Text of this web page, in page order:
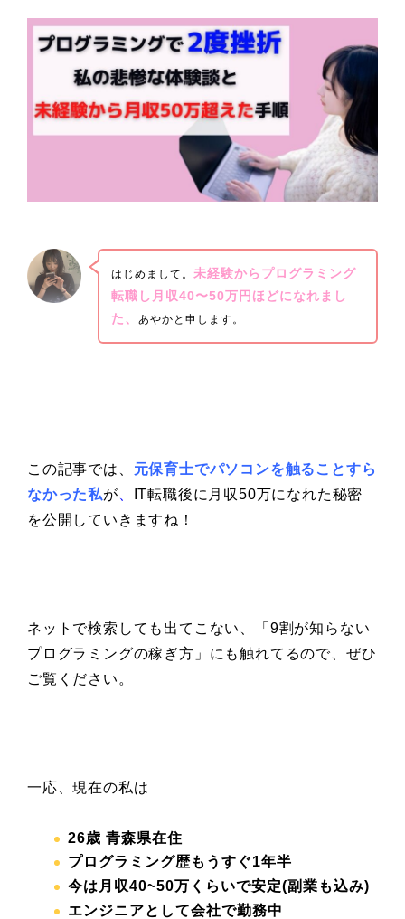
はじめまして。 未経験からプログラミング
転職し月収40〜50万円ほどになれまし
た、 あやかと申します。
この記事では、 元保育士でパソコンを触ることすら
なかった私が
IT転職後に月収50万になれた秘密
を公開していきますね！
ネットで検索しても出てこない、「9割が知らない
プログラミングの稼ぎ方」にも触れてるので、ぜひ
ご覧ください。
一応、現在の私は
26歳 青森県在住
プログラミング歴もうすぐ1年半
今は月収40~50万くらいで安定(副業も込み)
エンジニアとして会社で勤務中